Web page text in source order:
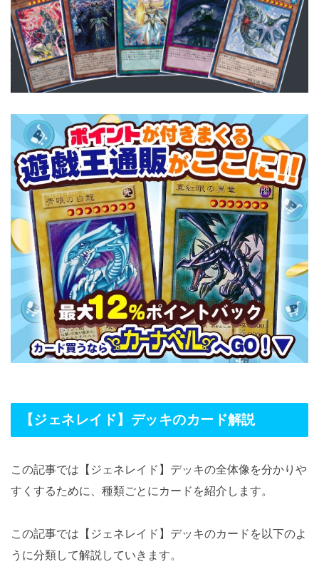
【ジェネレイド】デッキのカード解説
この記事では【ジェネレイド】デッキの全体像を分かりや
すくするために、種類ごとにカードを紹介します。
この記事では【ジェネレイド】デッキのカードを以下のよ
うに分類して解説していきます。